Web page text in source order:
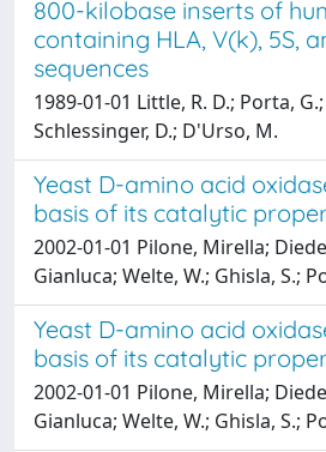
800-kilobase inserts of
containing HLA, V(k), 5S,
sequences
1989-01-01 Little, R. D.; Porta, G.;
Schlessinger, D.; D'Urso, M.
Yeast D-amino acid
basis of its catalytic
2002-01-01 Pilone, Mirella;
Gianluca; Welte, W.; Ghisla, S.;
Yeast D-amino acid
basis of its catalytic
2002-01-01 Pilone, Mirella;
Gianluca; Welte, W.; Ghisla, S.;